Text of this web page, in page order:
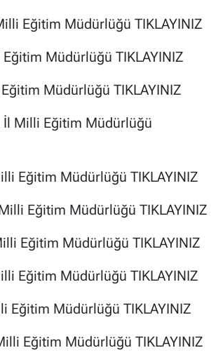
Eğitim Müdürlüğü TIKLAYINIZ
Müdürlüğü TIKLAYINIZ
Müdürlüğü TIKLAYINIZ
Milli Eğitim Müdürlüğü
Eğitim Müdürlüğü TIKLAYINIZ
Eğitim Müdürlüğü TIKLAYINIZ
Eğitim Müdürlüğü TIKLAYINIZ
Eğitim Müdürlüğü TIKLAYINIZ
Eğitim Müdürlüğü TIKLAYINIZ
Eğitim Müdürlüğü TIKLAYINIZ